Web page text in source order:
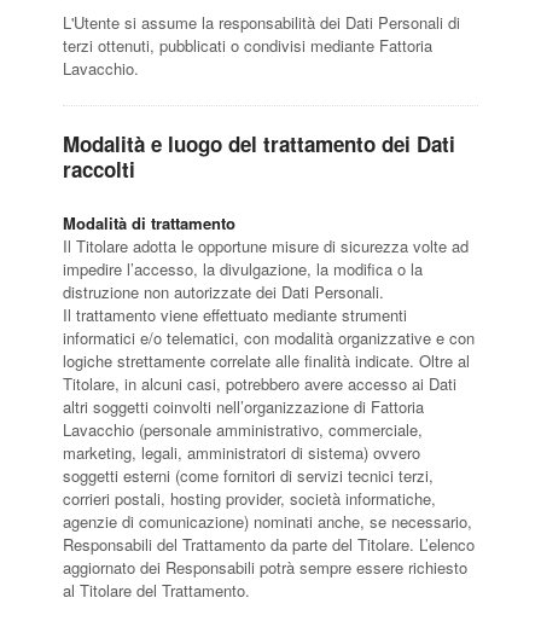
L'Utente si assume la responsabilità dei Dati Personali di
terzi ottenuti, pubblicati o condivisi mediante Fattoria
Lavacchio.
Modalità e luogo del trattamento dei Dati
raccolti
Modalità di trattamento
Il Titolare adotta le opportune misure di sicurezza volte ad
impedire l’accesso, la divulgazione, la modifica o la
distruzione non autorizzate dei Dati Personali.
Il trattamento viene effettuato mediante strumenti
informatici e/o telematici, con modalità organizzative e con
logiche strettamente correlate alle finalità indicate. Oltre al
Titolare, in alcuni casi, potrebbero avere accesso ai Dati
altri soggetti coinvolti nell’organizzazione di Fattoria
Lavacchio (personale amministrativo, commerciale,
marketing, legali, amministratori di sistema) ovvero
soggetti esterni (come fornitori di servizi tecnici terzi,
corrieri postali, hosting provider, società informatiche,
agenzie di comunicazione) nominati anche, se necessario,
Responsabili del Trattamento da parte del Titolare. L’elenco
aggiornato dei Responsabili potrà sempre essere richiesto
al Titolare del Trattamento.